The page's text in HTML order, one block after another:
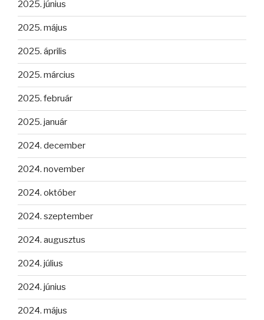
2025. június
2025. május
2025. április
2025. március
2025. február
2025. január
2024. december
2024. november
2024. október
2024. szeptember
2024. augusztus
2024. július
2024. június
2024. május